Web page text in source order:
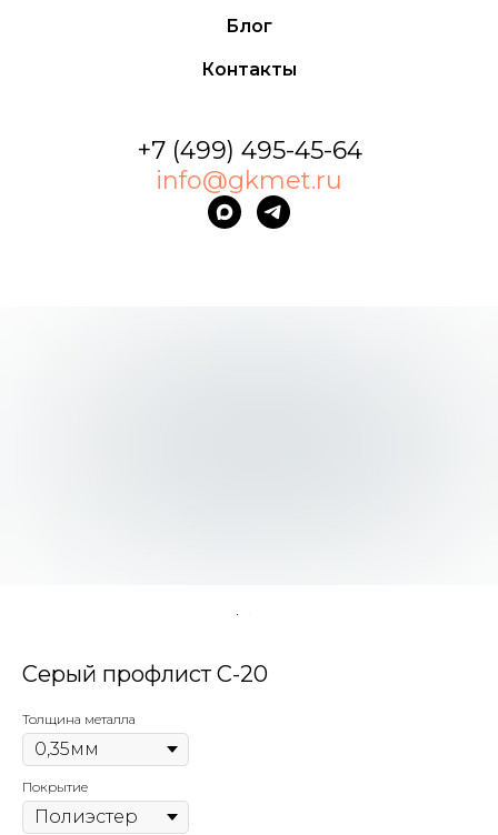
Блог
Контакты
+7 (499) 495-45-64
info@gkmet.ru
Серый профлист С-20
Толщина металла
Покрытие